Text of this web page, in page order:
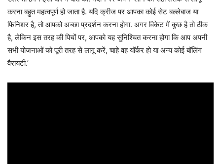
करना बहुत महत्वपूर्ण हो जाता है. यदि क्रीज पर आपका कोई सेट बल्लेबाज या
फिनिशर है, तो आपको अच्छा प्रदर्शन करना होगा. अगर विकेट में कुछ है तो ठीक
है, लेकिन इस तरह की पिचों पर, आपको यह सुनिश्चित करना होगा कि आप अपनी
सभी योजनाओं को पूरी तरह से लागू करें, चाहे वह यॉर्कर हो या अन्य कोई बॉलिंग
वैरायटी.’